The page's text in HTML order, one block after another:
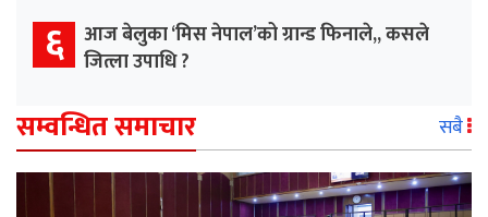
६ आज बेलुका ‘मिस नेपाल’को ग्रान्ड फिनाले,, कसले
जित्ला उपाधि ?
सम्वन्धित समाचार सबै